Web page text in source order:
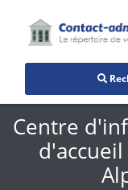
Centre
d'accueil